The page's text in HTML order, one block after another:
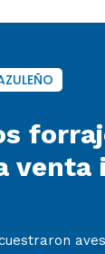
venta